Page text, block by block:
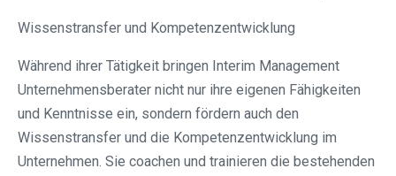
Wissenstransfer und Kompetenzentwicklung
Während ihrer Tätigkeit bringen Interim Management
Unternehmensberater nicht nur ihre eigenen Fähigkeiten
und Kenntnisse ein, sondern fördern auch den
Wissenstransfer und die Kompetenzentwicklung im
Unternehmen. Sie coachen und trainieren die bestehenden